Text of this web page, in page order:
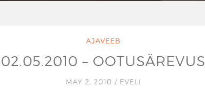
AJAVEEB
02.05.2010 – OOTUSÄREVUS
MAY 2, 2010 / EVELI